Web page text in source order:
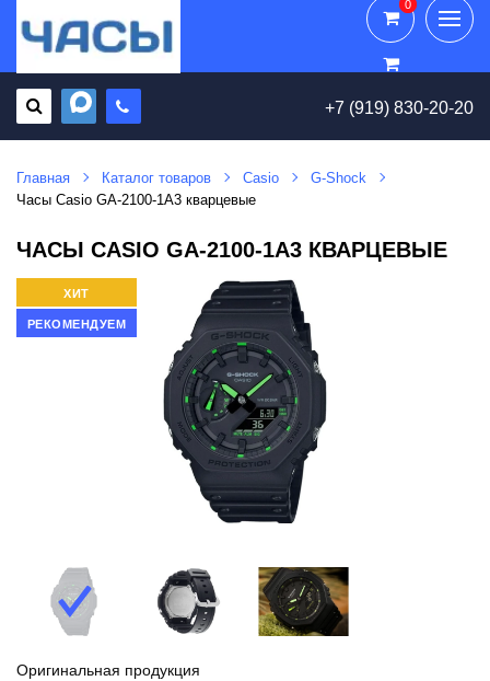
+7 (919) 830-20-20
0
0
Главная Каталог товаров Casio
G-Shock
Часы Casio GA-2100-1A3 кварцевые
ЧАСЫ CASIO GA-2100-1A3 КВАРЦЕВЫЕ
ХИТ
РЕКОМЕНДУЕМ
Оригинальная продукция